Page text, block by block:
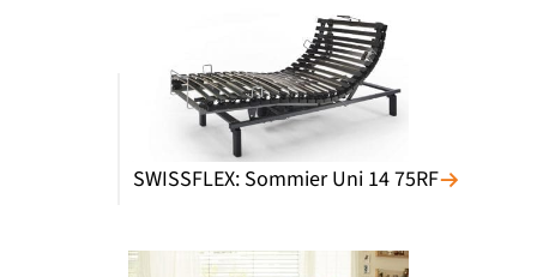
SWISSFLEX: Sommier Uni 14 75RF